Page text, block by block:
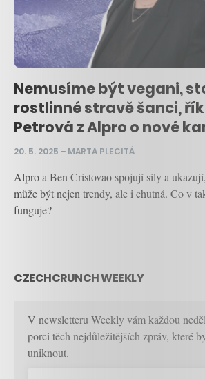
Nemusíme být vegani,
rostlinné stravě šanci,
Petrová z Alpro o nové
20. 5. 2025 – MARTA PLECITÁ
Alpro a Ben Cristovao spojují síly a
může být nejen trendy, ale i chutná. Co v
funguje?
CZECHCRUNCH WEEKLY
V newsletteru Weekly vám každou
porci těch nejdůležitějších zpráv, které
uniknout.